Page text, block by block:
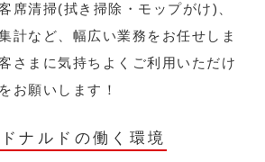
席清掃(拭き掃除・モップがけ)、
計など、幅広い業務をお任せしま
さまに気持ちよくご利用いただけ
お願いします！
ナルドの働く環境